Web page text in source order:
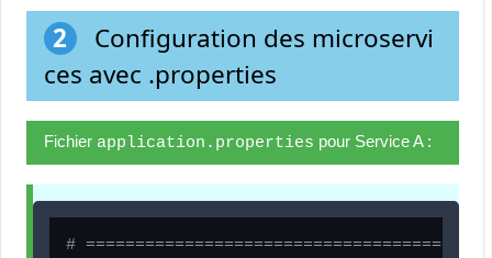
2
Configuration des microservi
ces avec .properties
Fichier application.properties pour Service A :
#